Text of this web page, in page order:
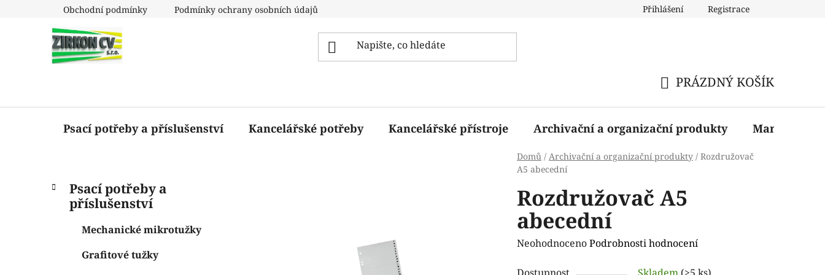
Obchodní podmínky Podmínky ochrany osobních údajů Přihlášení Registrace
KOŠÍK
PRÁZDNÝ KOŠÍK
Psací potřeby a příslušenství Kancelářské potřeby Kancelářské přístroje Archivační a organizační produkty Manažerské
Domů / Archivační a organizační produkty / Rozdružovač
A5 abecední
P
Přeskočit
kategorie
K
a
Psací potřeby a
příslušenství
Mechanické mikrotužky
Grafitové tužky
Rozdružovač A5
abecední
Průměrné
NeohodnocenoPodrobnosti hodnocení